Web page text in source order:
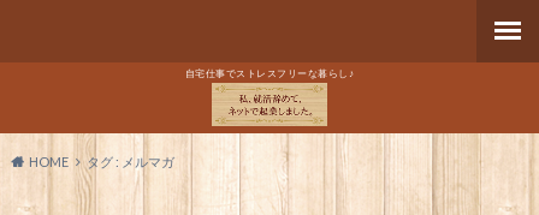
自宅仕事でストレスフリーな暮らし♪
HOME タグ : メルマガ